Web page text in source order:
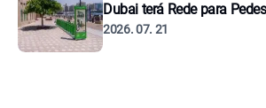
Dubai terá Rede para
2026. 07. 21